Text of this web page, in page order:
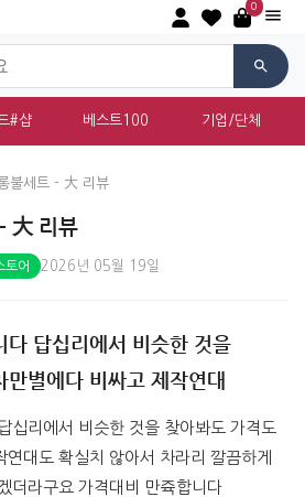
0
#샵 베스트100 기업/단체
불세트 - 大 리뷰
大 리뷰
토어 2026년 05월 19일
다 답십리에서 비슷한 것을
별에다 비싸고 제작연대
십리에서 비슷한 것을 찾아봐도 가격도
대도 확실치 않아서 차라리 깔끔하게
더라구요 가격대비 만쥭합니다